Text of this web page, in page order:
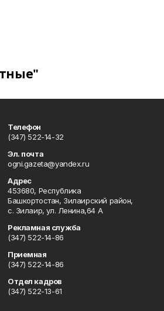
Телефон
(347) 522-14-32
Эл. почта
ogni.gazeta@yandex.ru
Адрес
453680, Республика
Башкортостан, Зилаирский район,
с. Зилаир, ул. Ленина,64 А
Рекламная служба
(347) 522-14-86
Приемная
(347) 522-14-86
Отдел кадров
(347) 522-13-61